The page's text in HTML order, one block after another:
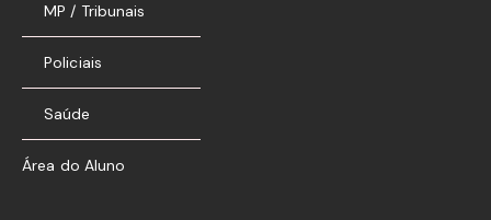
MP / Tribunais
Policiais
Saúde
Área do Aluno